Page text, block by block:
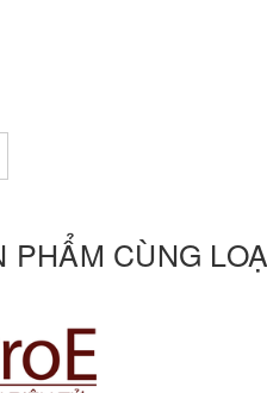
touch based LCD panel. It is
deploy in different
PHẨM CÙNG